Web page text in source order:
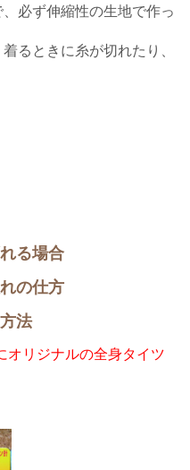
必ず伸縮性の生地で作っ
るときに糸が切れたり、
る場合
の仕方
法
オリジナルの全身タイツ